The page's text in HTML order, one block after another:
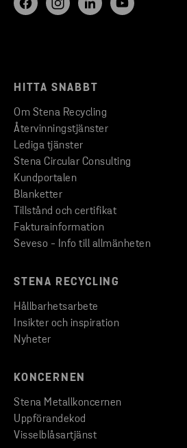
HITTA SNABBT
Om Stena Recycling
Återvinningstjänster
Lediga tjänster
Stena Circular Consulting
Kundportalen
Blanketter
Tillstånd och certifikat
Fakturainformation
Seveso - Info till allmänheten
STENA RECYCLING
Hållbarhetsarbete
Insikter och inspiration
Nyheter
KONCERNEN
Stena Metallkoncernen
Uppförandekod
Visselblåsartjänst